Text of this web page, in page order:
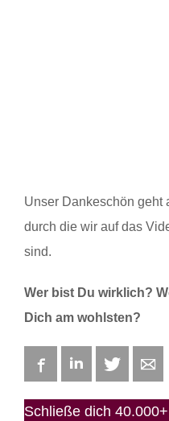
Unser Dankeschön geht
durch die wir auf das
sind.
Wer bist Du wirklich?
Dich am wohlsten?
FacebookLinkedIn Twitter
Schließe dich